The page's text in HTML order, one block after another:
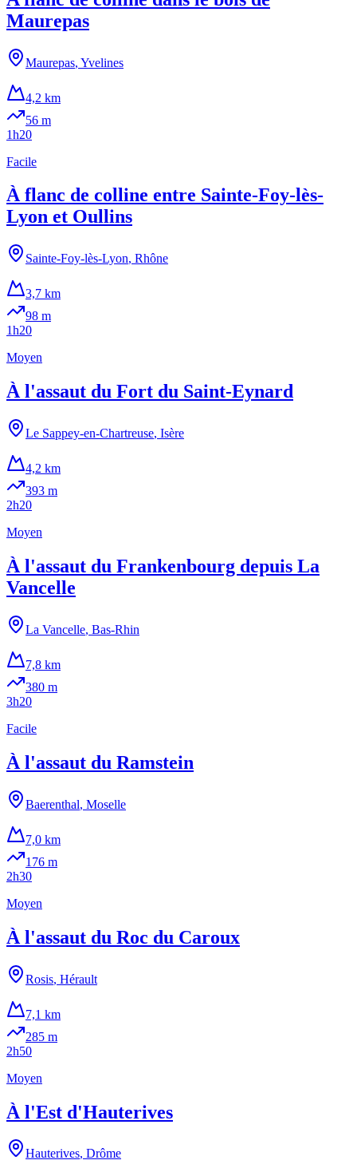
Maurepas
Maurepas, Yvelines
4,2 km
56 m
1h20
Facile
À flanc de colline entre Sainte-Foy-lès-
Lyon et Oullins
Sainte-Foy-lès-Lyon, Rhône
3,7 km
98 m
1h20
Moyen
À l'assaut du Fort du Saint-Eynard
Le Sappey-en-Chartreuse, Isère
4,2 km
393 m
2h20
Moyen
À l'assaut du Frankenbourg depuis La
Vancelle
La Vancelle, Bas-Rhin
7,8 km
380 m
3h20
Facile
À l'assaut du Ramstein
Baerenthal, Moselle
7,0 km
176 m
2h30
Moyen
À l'assaut du Roc du Caroux
Rosis, Hérault
7,1 km
285 m
2h50
Moyen
À l'Est d'Hauterives
Hauterives, Drôme